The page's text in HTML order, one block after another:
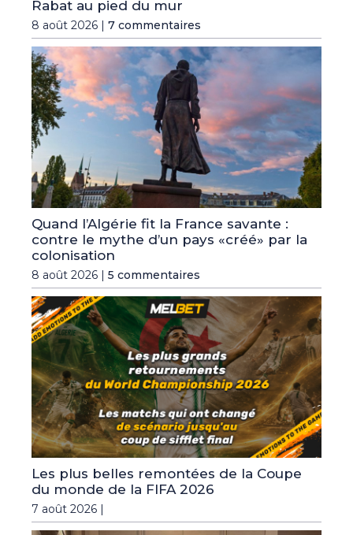
Rabat au pied du mur
8 août 2026 | 7 commentaires
Quand l’Algérie fit la France savante :
contre le mythe d’un pays «créé» par la
colonisation
8 août 2026 | 5 commentaires
Les plus belles remontées de la Coupe
du monde de la FIFA 2026
7 août 2026 |